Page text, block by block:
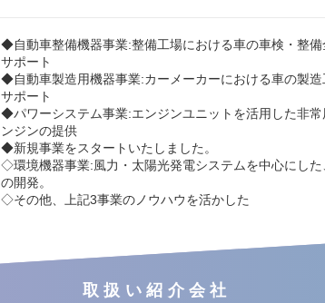
◆自動車整備機器事業:整備工場における車の車検・整
サポート
◆自動車製造用機器事業:カーメーカーにおける車の製
サポート
◆パワーシステム事業:エンジンユニットを活用した非
ンジンの提供
◆新規事業をスタートいたしました。
◇環境機器事業:風力・太陽光発電システムを中心にし
の開発。
◇その他、上記3事業のノウハウを活かした
取扱い紹介会社